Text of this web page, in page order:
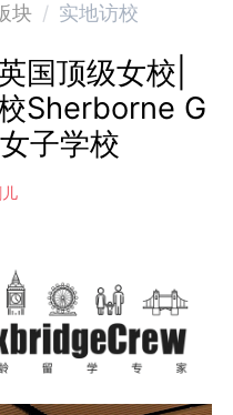
块 / 实地访校
国顶级女校|
Sherborne G
子学校